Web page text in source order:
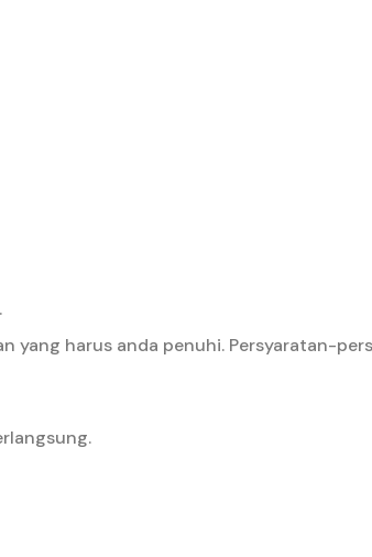
yang harus anda penuhi. Persyaratan-